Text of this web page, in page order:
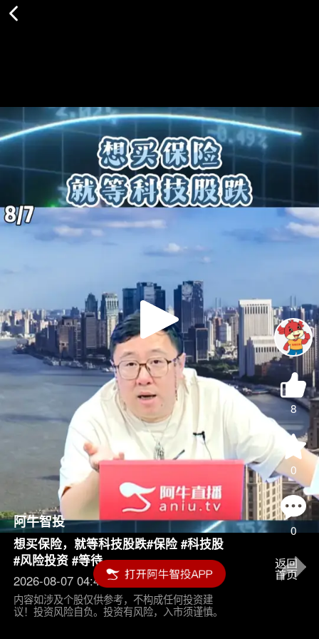
Play
Video
8
0
0
阿牛智投
想买保险，就等科技股跌#保险 #科技股
#风险投资 #等待
2026-08-07 04:45
内容如涉及个股仅供参考，不构成任何投资建
议！投资风险自负。投资有风险，入市须谨慎。